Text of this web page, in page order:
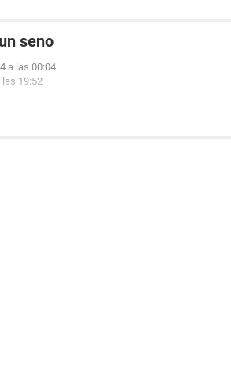
seno
a las 00:04
las 19:52